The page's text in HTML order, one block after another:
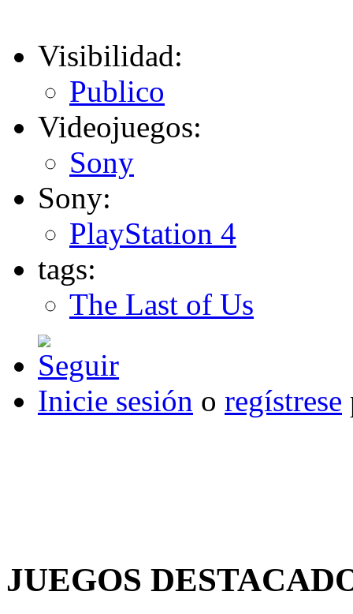
Visibilidad:
Publico
Videojuegos:
Sony
Sony:
PlayStation 4
tags:
The Last of Us
Inicie sesión o regístrese
JUEGOS